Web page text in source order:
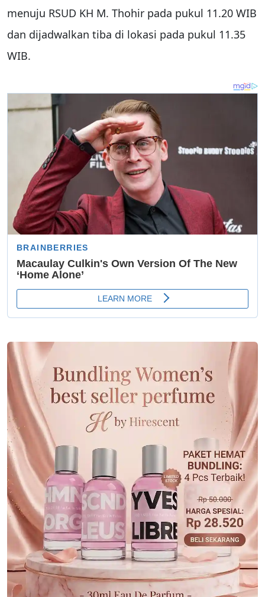
menuju RSUD KH M. Thohir pada pukul 11.20 WIB
dan dijadwalkan tiba di lokasi pada pukul 11.35
WIB.